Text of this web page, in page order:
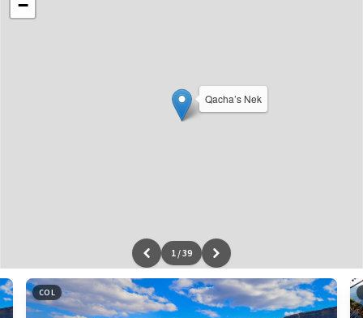
Qacha’s Nek
−
Leaflet|données ©OpenStreetMap/ODbL - renduOSM France
1 /39
COL